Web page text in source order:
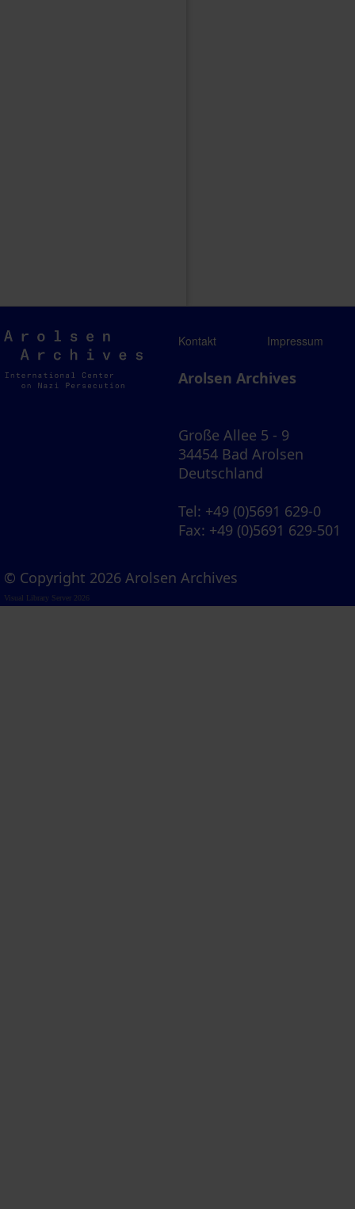
Arolsen
Archives
Kontakt Impressum
Arolsen Archives
Große Allee 5 - 9
34454 Bad Arolsen
Deutschland
Tel: +49 (0)5691 629-0
Fax: +49 (0)5691 629-501
© Copyright 2026 Arolsen Archives
Visual Library Server 2026